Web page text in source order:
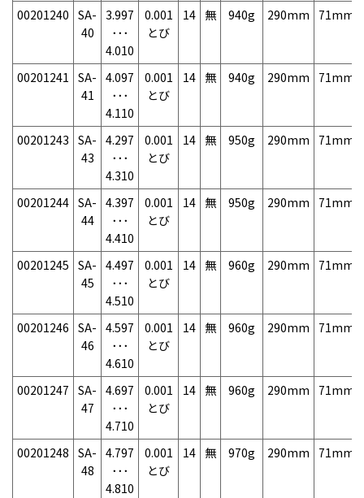
00201240 SA-
40
3.997
･･･
4.010
0.001
とび
14 無 940g 290mm 71mm
00201241 SA-
41
4.097
･･･
4.110
0.001
とび
14 無 940g 290mm 71mm
00201243 SA-
43
4.297
･･･
4.310
0.001
とび
14 無 950g 290mm 71mm
00201244 SA-
44
4.397
･･･
4.410
0.001
とび
14 無 950g 290mm 71mm
00201245 SA-
45
4.497
･･･
4.510
0.001
とび
14 無 960g 290mm 71mm
00201246 SA-
46
4.597
･･･
4.610
0.001
とび
14 無 960g 290mm 71mm
00201247 SA-
47
4.697
･･･
4.710
0.001
とび
14 無 960g 290mm 71mm
00201248 SA-
48
4.797
･･･
4.810
0.001
とび
14 無 970g 290mm 71mm